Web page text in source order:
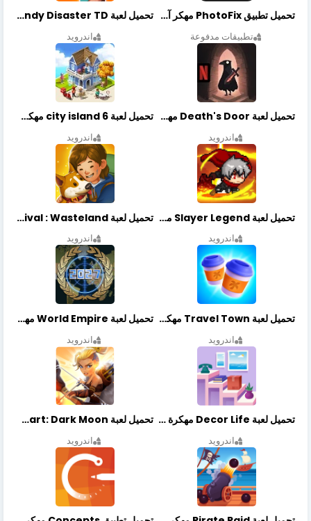
تحميل تطبيق PhotoFix مهكر آخر إصدار
تطبيقات مدفوعة
تحميل لعبة Candy Disaster TD مهكرة اخر إصدار
اندرويد
تحميل لعبة Death's Door مهكرة أخر إصدار
اندرويد
تحميل لعبة city island 6 مهكرة أخر إصدار
اندرويد
تحميل لعبة Slayer Legend مهكرة أخر إصدار
اندرويد
تحميل لعبة Merge Survival : Wasteland مهكرة أخر إصدار
اندرويد
تحميل لعبة Travel Town مهكرة أخر إصدار
اندرويد
تحميل لعبة World Empire مهكرة أخر إصدار
اندرويد
تحميل لعبة Decor Life مهكرة أخر إصدار
اندرويد
تحميل لعبة Lionheart: Dark Moon مهكرة أخر إصدار
اندرويد